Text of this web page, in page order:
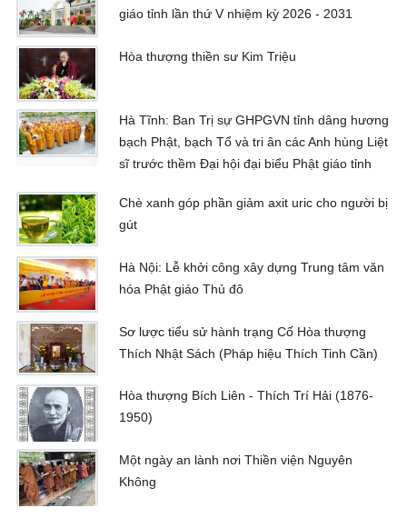
giáo tỉnh lần thứ V nhiệm kỳ 2026 - 2031
Hòa thượng thiền sư Kim Triệu
Hà Tĩnh: Ban Trị sự GHPGVN tỉnh dâng hương
bạch Phật, bạch Tổ và tri ân các Anh hùng Liệt
sĩ trước thềm Đại hội đại biểu Phật giáo tỉnh
Chè xanh góp phần giảm axit uric cho người bị
gút
Hà Nội: Lễ khởi công xây dựng Trung tâm văn
hóa Phật giáo Thủ đô
Sơ lược tiểu sử hành trạng Cố Hòa thượng
Thích Nhật Sách (Pháp hiệu Thích Tinh Cần)
Hòa thượng Bích Liên - Thích Trí Hải (1876-
1950)
Một ngày an lành nơi Thiền viện Nguyên
Không